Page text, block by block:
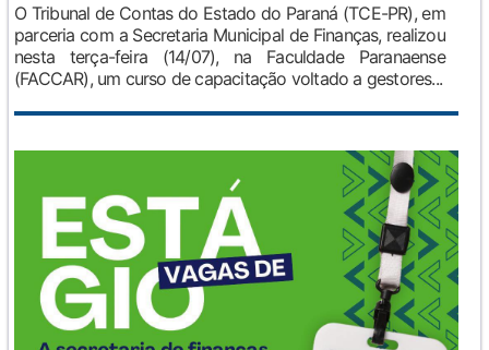
O Tribunal de Contas do Estado do Paraná (TCE-PR), em
parceria com a Secretaria Municipal de Finanças, realizou
nesta terça-feira (14/07), na Faculdade Paranaense
(FACCAR), um curso de capacitação voltado a gestores...